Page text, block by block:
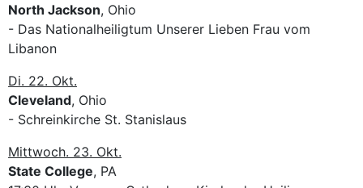
North Jackson, Ohio
- Das Nationalheiligtum Unserer Lieben Frau vom
Libanon
Di. 22. Okt.
Cleveland, Ohio
- Schreinkirche St. Stanislaus
Mittwoch. 23. Okt.
State College, PA